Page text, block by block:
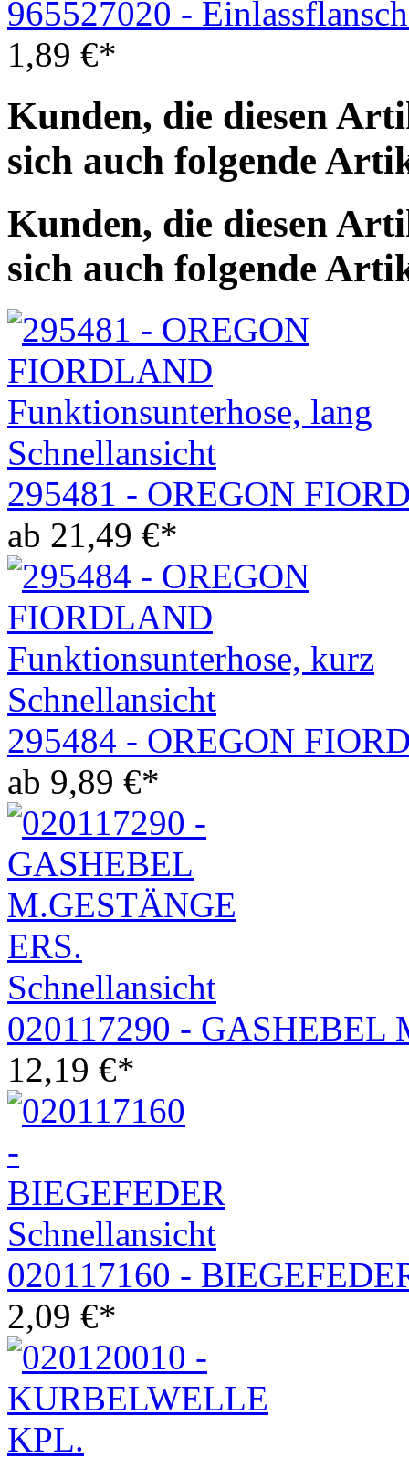
965527020 -
1,89 €*
Kunden, die diesen
sich auch folgende
Kunden, die diesen
sich auch folgende
Schnellansicht
295481 - OREGON
ab 21,49 €*
Schnellansicht
295484 - OREGON
ab 9,89 €*
Schnellansicht
020117290 - GASHEBEL
12,19 €*
Schnellansicht
020117160 -
2,09 €*